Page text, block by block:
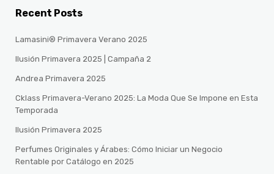
Recent Posts
Lamasini® Primavera Verano 2025
Ilusión Primavera 2025 | Campaña 2
Andrea Primavera 2025
Cklass Primavera-Verano 2025: La Moda Que Se Impone en Esta
Temporada
Ilusión Primavera 2025
Perfumes Originales y Árabes: Cómo Iniciar un Negocio
Rentable por Catálogo en 2025